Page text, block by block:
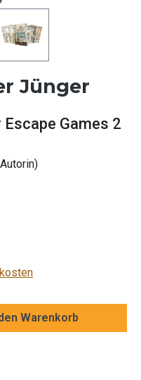
Jünger
Games 2
gewünschten
Warenkorb